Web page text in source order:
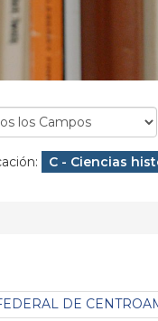
un filtro.
Eliminar filtro
C - Ciencias
DE